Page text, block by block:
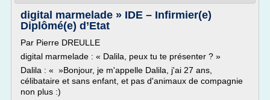
digital marmelade » IDE – Infirmier(e)
Diplômé(e) d’Etat
Par Pierre DREULLE
digital marmelade : « Dalila, peux tu te présenter ? »
Dalila : « »Bonjour, je m'appelle Dalila, j'ai 27 ans,
célibataire et sans enfant, et pas d'animaux de compagnie
non plus :)